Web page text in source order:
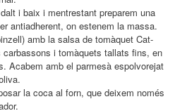
i baix i mentrestant preparem una
antiadherent, on estenem la massa.
amb la salsa de tomàquet Cat-
i tomàquets tallats fins, en
Acabem amb el parmesà espolvorejat
la coca al forn, que deixem només